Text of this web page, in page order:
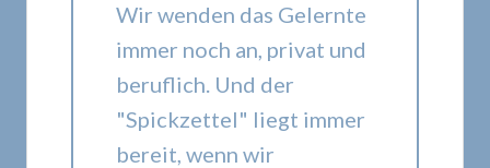
Wir wenden das Gelernte
immer noch an, privat und
beruflich. Und der
"Spickzettel" liegt immer
bereit, wenn wir